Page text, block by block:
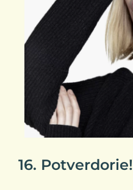
16. Potverdorie!